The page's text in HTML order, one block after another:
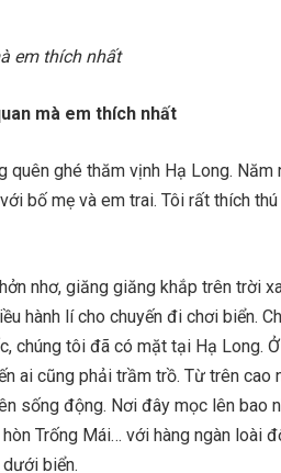
em thích nhất
mà em thích nhất
quên ghé thăm vịnh Hạ Long. Năm
bố mẹ và em trai. Tôi rất thích thú
nhơ, giăng giăng khắp trên trời
hành lí cho chuyến đi chơi biển.
chúng tôi đã có mặt tại Hạ Long.
ai cũng phải trầm trồ. Từ trên cao
sống động. Nơi đây mọc lên bao
Trống Mái… với hàng ngàn loài
biển.